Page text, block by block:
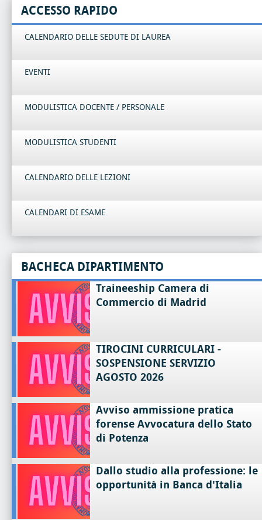
ACCESSO RAPIDO
CALENDARIO DELLE SEDUTE DI LAUREA
EVENTI
MODULISTICA DOCENTE / PERSONALE
MODULISTICA STUDENTI
CALENDARIO DELLE LEZIONI
CALENDARI DI ESAME
BACHECA DIPARTIMENTO
Traineeship Camera di
Commercio di Madrid
TIROCINI CURRICULARI -
SOSPENSIONE SERVIZIO
AGOSTO 2026
Avviso ammissione pratica
forense Avvocatura dello Stato
di Potenza
Dallo studio alla professione: le
opportunità in Banca d'Italia